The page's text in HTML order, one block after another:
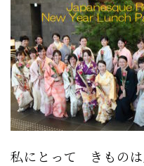
私にとって きものは